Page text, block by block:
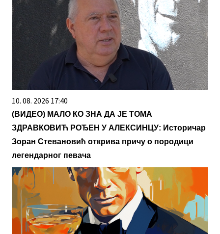
10. 08. 2026 17:40
(ВИДЕО) МАЛО КО ЗНА ДА ЈЕ ТОМА
ЗДРАВКОВИЋ РОЂЕН У АЛЕКСИНЦУ: Историчар
Зоран Стевановић открива причу о породици
легендарног певача